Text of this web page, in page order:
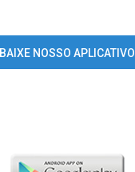
BAIXE NOSSO APLICATIVO